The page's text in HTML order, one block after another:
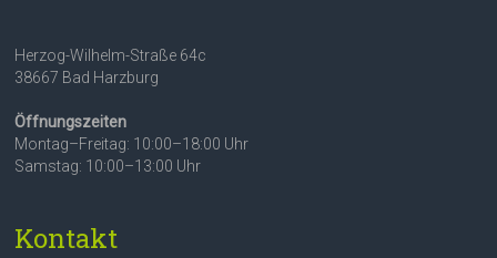
Herzog-Wilhelm-Straße 64c
38667 Bad Harzburg
Öffnungszeiten
Montag–Freitag: 10:00–18:00 Uhr
Samstag: 10:00–13:00 Uhr
Kontakt